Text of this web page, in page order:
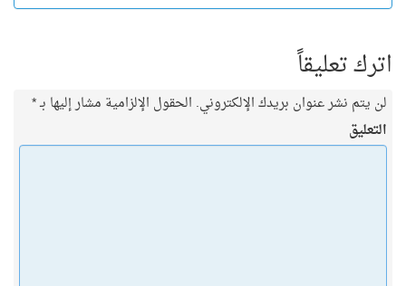
اترك تعليقاً
لن يتم نشر عنوان بريدك الإلكتروني. الحقول الإلزامية مشار إليها بـ*
التعليق